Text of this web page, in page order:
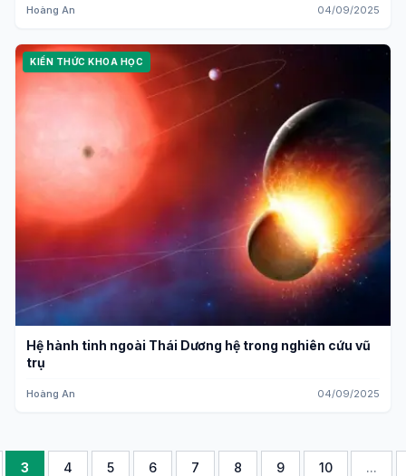
Hoàng An 04/09/2025
KIẾN THỨC KHOA HỌC
Hệ hành tinh ngoài Thái Dương hệ trong nghiên cứu vũ
trụ
Hoàng An 04/09/2025
3 4 5 6 7 8 9 10 ...